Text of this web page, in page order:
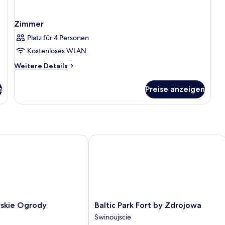
Zimmer
Platz für 4 Personen
Kostenloses WLAN
Weitere Details
Weitere
Preise anzeigen
Ogrody
Ogrody
Baltic
Park
Fort
Baltic Park Fort by Zdrojowa
Swinoujscie
Baltic Park Fort by Zdrojowa